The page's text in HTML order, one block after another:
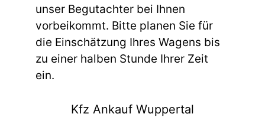
unser Begutachter bei Ihnen
vorbeikommt. Bitte planen Sie für
die Einschätzung Ihres Wagens bis
zu einer halben Stunde Ihrer Zeit
ein.
Kfz Ankauf Wuppertal